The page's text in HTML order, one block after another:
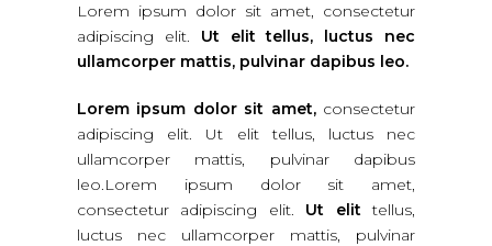
Lorem ipsum dolor sit amet, consectetur
adipiscing elit. Ut elit tellus, luctus nec
ullamcorper mattis, pulvinar dapibus leo.
Lorem ipsum dolor sit amet,consectetur
adipiscing elit. Ut elit tellus, luctus nec
ullamcorper mattis, pulvinar dapibus
leo.Lorem ipsum dolor sit amet,
consectetur adipiscing elit. Ut elittellus,
luctus nec ullamcorper mattis, pulvinar